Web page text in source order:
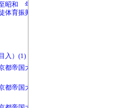
昭和 年度 支出内
育振興会関西地方
入）(1)
帝国大学学友会予
帝国大学学友会歳